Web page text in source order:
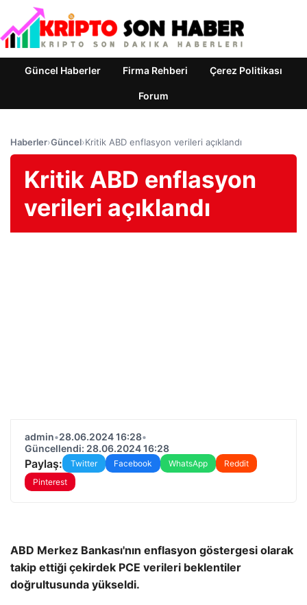
Güncel Haberler Firma Rehberi Çerez Politikası
Forum
Haberler›Güncel›Kritik ABD enflasyon verileri açıklandı
Kritik ABD enflasyon
verileri açıklandı
admin•28.06.2024 16:28•
Güncellendi: 28.06.2024 16:28
Paylaş: Twitter Facebook WhatsApp
Reddit
Pinterest
ABD Merkez Bankası'nın enflasyon göstergesi olarak
takip ettiği çekirdek PCE verileri beklentiler
doğrultusunda yükseldi.